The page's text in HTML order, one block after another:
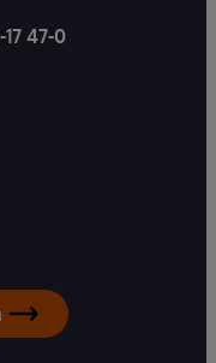
17 47-0